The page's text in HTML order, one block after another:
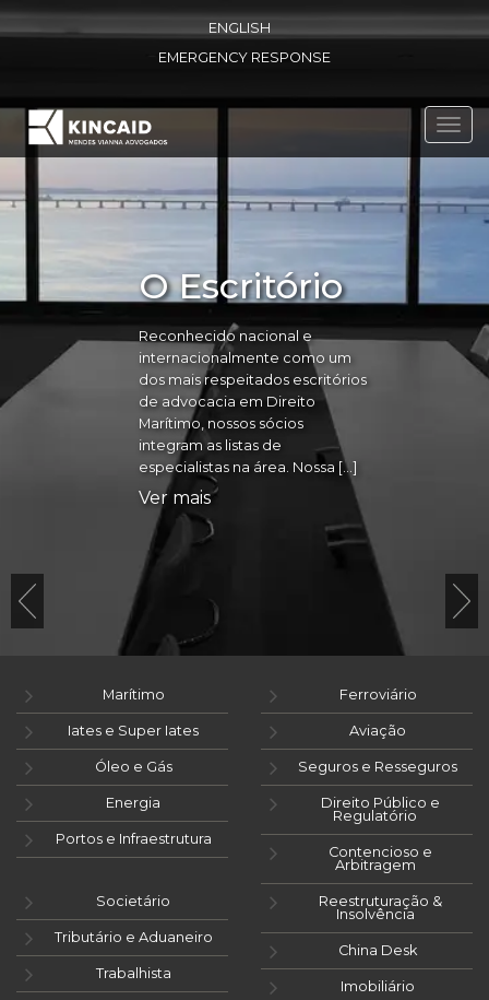
ENGLISH
EMERGENCY RESPONSE
O Escritório
Reconhecido nacional e
internacionalmente como um
dos mais respeitados escritórios
de advocacia em Direito
Marítimo, nossos sócios
integram as listas de
especialistas na área. Nossa […]
Ver mais
Marítimo
Iates e Super Iates
Óleo e Gás
Energia
Portos e Infraestrutura
Ferroviário
Aviação
Seguros e Resseguros
Direito Público e
Regulatório
Contencioso e
Arbitragem
Societário
Tributário e Aduaneiro
Trabalhista
Reestruturação &
Insolvência
China Desk
Imobiliário